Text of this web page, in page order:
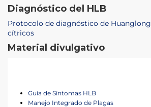
Diagnóstico del HLB
Protocolo de diagnóstico de
cítricos
Material divulgativo
Guía de Síntomas HLB
Manejo Integrado de Plagas